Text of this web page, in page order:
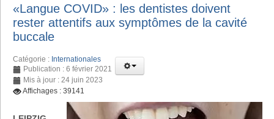
«Langue COVID» : les dentistes doivent
rester attentifs aux symptômes de la cavité
buccale
Catégorie : Internationales
Publication : 6 février 2021
Mis à jour : 24 juin 2023
Affichages : 39141